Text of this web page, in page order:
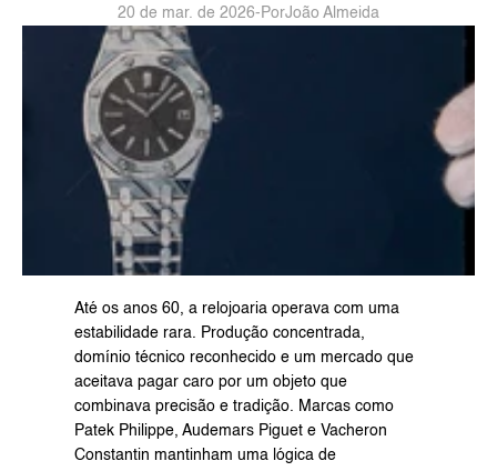
20 de mar. de 2026- PorJoão Almeida
Até os anos 60, a relojoaria operava com uma
estabilidade rara. Produção concentrada,
domínio técnico reconhecido e um mercado que
aceitava pagar caro por um objeto que
combinava precisão e tradição. Marcas como
Patek Philippe, Audemars Piguet e Vacheron
Constantin mantinham uma lógica de